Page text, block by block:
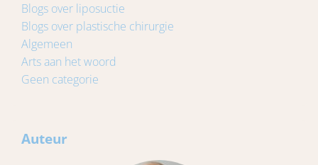
Blogs over liposuctie
Blogs over plastische chirurgie
Algemeen
Arts aan het woord
Geen categorie
Auteur